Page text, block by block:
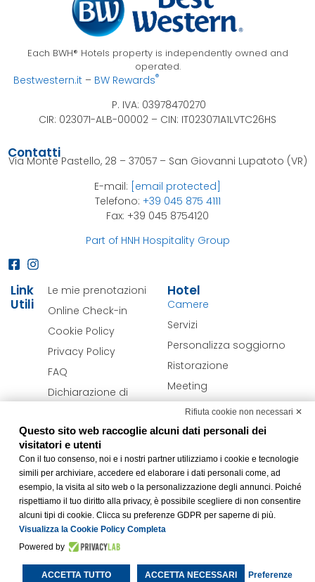
Each BWH® Hotels property is independently owned and
operated.
Bestwestern.it – BW Rewards®
P. IVA: 03978470270
CIR: 023071-ALB-00002 – CIN: IT023071A1LVTC26HS
Link
Utili
Le mie prenotazioni
Online Check-in
Cookie Policy
Privacy Policy
FAQ
Dichiarazione di
Modifica preferenze
Cookie
Hotel
Camere
Servizi
Personalizza soggiorno
Ristorazione
Meeting
Offerte
Verona & Dintorni
Contatti
Via Monte Pastello, 28 – 37057 – San Giovanni Lupatoto (VR)
E-mail: [email protected]
Telefono: +39 045 875 4111
Fax: +39 045 8754120
Part of HNH Hospitality Group
Realizzato daBWH Hotels Italia S.c.p.a.– Società Benefit © All
Rights Reserved.
Rifiuta cookie non necessari ✕
Questo sito web raccoglie alcuni dati personali dei
visitatori e utenti
Con il tuo consenso, noi e i nostri partner utilizziamo i cookie e tecnologie
simili per archiviare, accedere ed elaborare i dati personali come, ad
esempio, la visita al sito web o la personalizzazione degli annunci. Poiché
rispettiamo il tuo diritto alla privacy, è possibile scegliere di non consentire
alcuni tipi di cookie. Clicca su preferenze GDPR per saperne di più.
Visualizza la Cookie Policy Completa
Powered by
ACCETTA TUTTO ACCETTA NECESSARI Preferenze